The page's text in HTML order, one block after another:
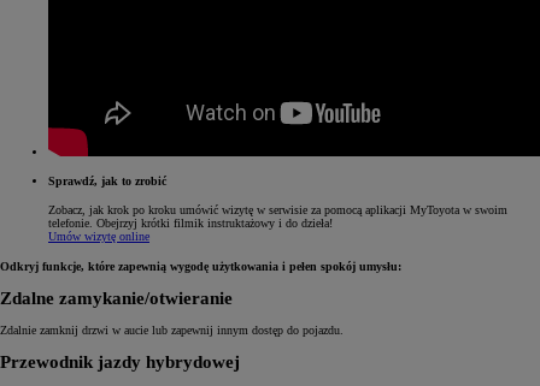
Sprawdź, jak to zrobić
Zobacz, jak krok po kroku umówić wizytę w serwisie za pomocą aplikacji MyToyota w swoim
telefonie. Obejrzyj krótki filmik instruktażowy i do dzieła!
Umów wizytę online
Odkryj funkcje, które zapewnią wygodę użytkowania i pełen spokój umysłu:
Zdalne zamykanie/otwieranie
Zdalnie zamknij drzwi w aucie lub zapewnij innym dostęp do pojazdu.
Przewodnik jazdy hybrydowej